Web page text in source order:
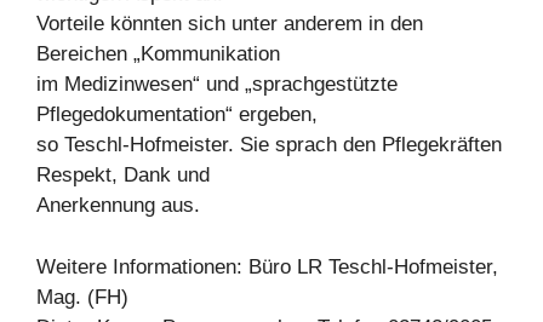
Vorteile könnten sich unter anderem in den
Bereichen „Kommunikation
im Medizinwesen“ und „sprachgestützte
Pflegedokumentation“ ergeben,
so Teschl-Hofmeister. Sie sprach den Pflegekräften
Respekt, Dank und
Anerkennung aus.
Weitere Informationen: Büro LR Teschl-Hofmeister,
Mag. (FH)